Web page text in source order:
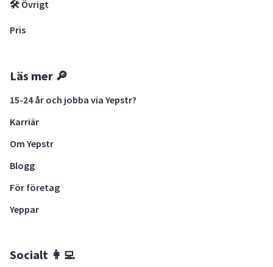
🛠 Övrigt
Pris
Läs mer 🔎
15-24 år och jobba via Yepstr?
Karriär
Om Yepstr
Blogg
För företag
Yeppar
Socialt 👩‍💻